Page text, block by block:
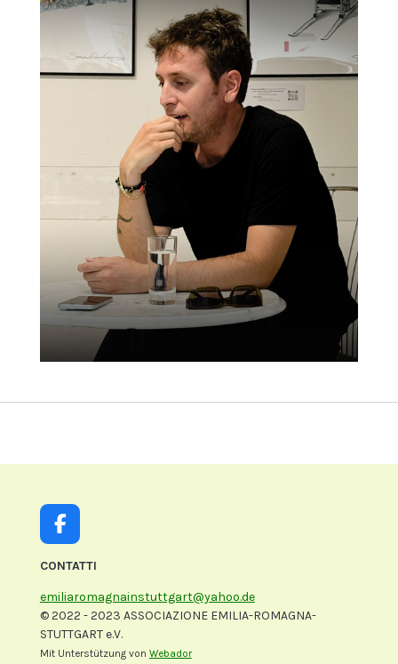
F
a
c
b
o
o
k
CONTATTI
emiliaromagnainstuttgart@yahoo.de
© 2022 - 2023 ASSOCIAZIONE EMILIA-ROMAGNA-
STUTTGART e.V.
Mit Unterstützung von Webador